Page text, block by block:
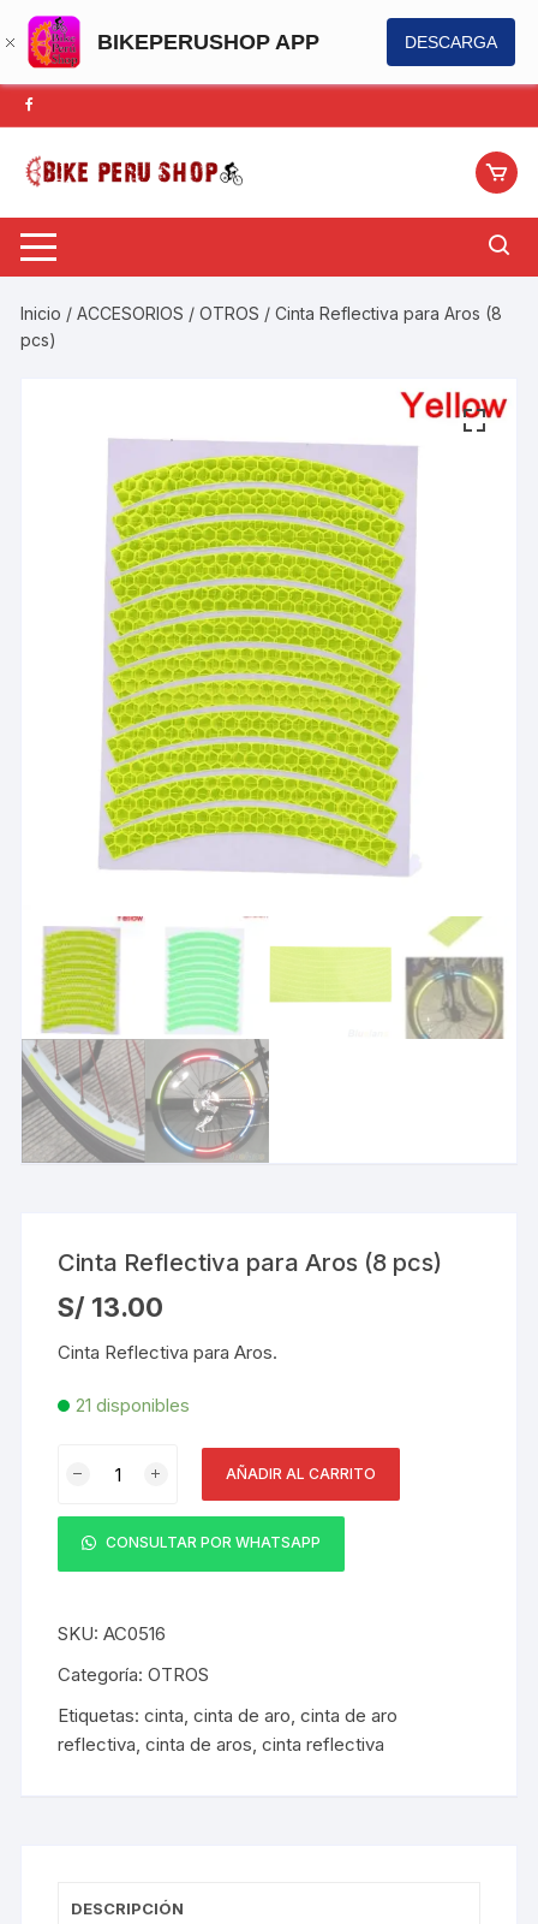
BIKEPERUSHOP APP DESCARGA
Saltar
al
contenido
Inicio /ACCESORIOS /OTROS / Cinta Reflectiva para Aros (8
pcs)
Cinta Reflectiva para Aros (8 pcs)
S/ 13.00
Cinta Reflectiva para Aros.
21 disponibles
Reflectiva
para
Aros
(8
cantidad
AÑADIR AL CARRITO
CONSULTAR POR WHATSAPP
SKU:AC0516
Categoría:OTROS
Etiquetas:cinta,cinta de aro,cinta de aro
reflectiva,cinta de aros,cinta reflectiva
DESCRIPCIÓN